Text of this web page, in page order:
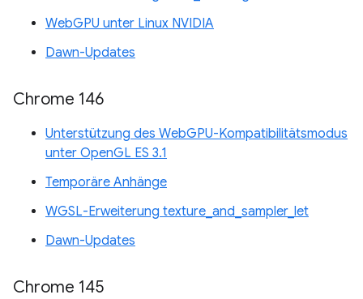
WebGPU unter Linux NVIDIA
Dawn-Updates
Chrome 146
Unterstützung des WebGPU-Kompatibilitätsmodus
unter OpenGL ES 3.1
Temporäre Anhänge
WGSL-Erweiterung texture_and_sampler_let
Dawn-Updates
Chrome 145